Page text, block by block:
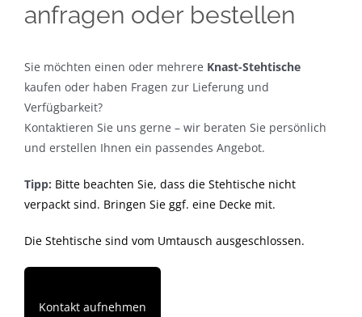
anfragen oder bestellen
Sie möchten einen oder mehrere Knast-Stehtische
kaufen oder haben Fragen zur Lieferung und
Verfügbarkeit?
Kontaktieren Sie uns gerne – wir beraten Sie persönlich
und erstellen Ihnen ein passendes Angebot.
Tipp: Bitte beachten Sie, dass die Stehtische nicht
verpackt sind. Bringen Sie ggf. eine Decke mit.
Die Stehtische sind vom Umtausch ausgeschlossen.
Kontakt aufnehmen